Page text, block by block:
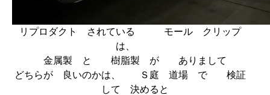
リプロダクト されている モール クリップ
は、
金属製 と 樹脂製 が ありまして
どちらが 良いのかは、 Ｓ庭 道場 で 検証
して 決めると